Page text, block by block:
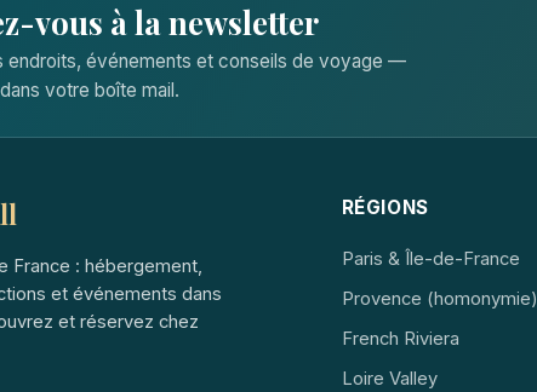
vous à la newsletter
endroits, événements et conseils de voyage —
votre boîte mail.
France : hébergement,
et événements dans
et réservez chez
RÉGIONS
Paris & Île-de-France
Provence (homonymie)
French Riviera
Loire Valley